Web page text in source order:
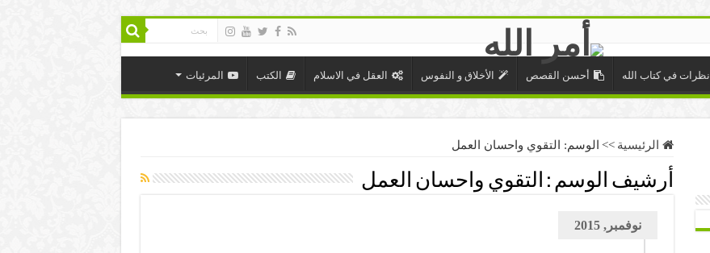
نظرات في كتاب الله أحسن القصص الأخلاق و النفوس العقل في الاسلام الكتب المرئيات
الرئيسية >> الوسم: التقوي واحسان العمل
أرشيف الوسم : التقوي واحسان العمل
نوفمبر, 2015